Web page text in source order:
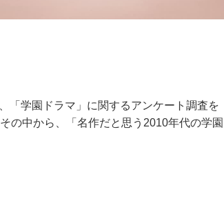
「学園ドラマ」に関するアンケート調査を
の中から、「名作だと思う2010年代の学園